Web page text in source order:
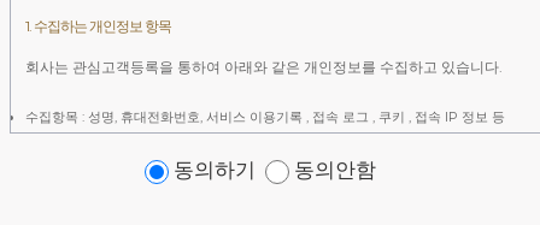
1. 수집하는 개인정보 항목
회사는 관심고객등록을 통하여 아래와 같은 개인정보를 수집하고 있습니다.
수집항목 : 성명, 휴대전화번호, 서비스 이용기록 , 접속 로그 , 쿠키 , 접속 IP 정보 등
수집/이용, 개인정보 처리위탁의 내용에 대해 각각 「동의합니다」체크를 할 수 있는 절
를 마련하여, 각각의 「관심고객등록」버튼을 클릭하면 해당 사항을 동의한 것으로 간주
동의하기 동의안함